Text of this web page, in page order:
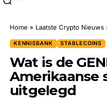
Home » Laatste Crypto Nieuws
KENNISBANK STABLECOINS
Wat is de
Amerikaanse
uitgelegd